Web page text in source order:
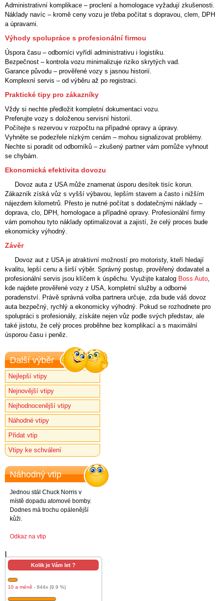
Administrativní komplikace – proclení a homologace vyžadují zkušenosti.
Náklady navíc – kromě ceny vozu je třeba počítat s dopravou, clem, DPH
a úpravami.
Výhody spolupráce s profesionální firmou
Úspora času – odborníci vyřídí administrativu i logistiku.
Bezpečnost – kontrola vozu minimalizuje riziko skrytých vad.
Garance původu – prověřené vozy s jasnou historií.
Komplexní servis – od výběru až po registraci.
Praktické tipy pro zákazníky
Vždy si nechte předložit kompletní dokumentaci vozu.
Preferujte vozy s doloženou servisní historií.
Počítejte s rezervou v rozpočtu na případné opravy a úpravy.
Vyhněte se podezřele nízkým cenám – mohou signalizovat problémy.
Nechte si poradit od odborníků – zkušený partner vám pomůže vyhnout
se chybám.
Ekonomická efektivita dovozu
Dovoz auta z USA může znamenat úsporu desítek tisíc korun.
Zákazník získá vůz s vyšší výbavou, lepším stavem a často i nižším
nájezdem kilometrů. Přesto je nutné počítat s dodatečnými náklady –
doprava, clo, DPH, homologace a případné opravy. Profesionální firmy
vám pomohou tyto náklady optimalizovat a zajistí, že celý proces bude
ekonomicky výhodný.
Závěr
Dovoz aut z USA je atraktivní možností pro motoristy, kteří hledají
kvalitu, lepší cenu a širší výběr. Správný postup, prověřený dodavatel a
profesionální servis jsou klíčem k úspěchu. Využijte katalog Boss Auto,
kde najdete prověřené vozy z USA, kompletní služby a odborné
poradenství. Právě správná volba partnera určuje, zda bude váš dovoz
auta bezpečný, rychlý a ekonomicky výhodný. Pokud se rozhodnete pro
spolupráci s profesionály, získáte nejen vůz podle svých představ, ale
také jistotu, že celý proces proběhne bez komplikací a s maximální
úsporou času i peněz.
Další výběr
Nejlepší vtipy
Nejnovější vtipy
Nejhodnocenější vtipy
Náhodné vtipy
Přidat vtip
Vtipy ke schválení
Náhodný vtip
Jednou stál Chuck Norris v
místě dopadu atomové bomby.
Dodnes má trochu opálenější
kůži.
Odkaz na vtip
Kolik je Vám let ?
10 a méně - 844x (9.9 %)